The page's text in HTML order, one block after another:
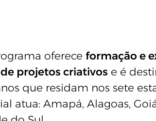
oferece formação e
projetos criativos e é
que residam nos sete
atua: Amapá, Alagoas,